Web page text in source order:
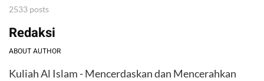
2533 posts
Redaksi
ABOUT AUTHOR
Kuliah Al Islam - Mencerdaskan dan Mencerahkan